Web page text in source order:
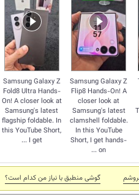
Samsung Galaxy Z
Flip8 Hands-On! A
closer look at
Samsung's latest
clamshell foldable.
In this YouTube
Short, I get hands-
on ...
Samsung Galaxy Z
Fold8 Ultra Hands-
On! A closer look at
Samsung's latest
flagship foldable. In
this YouTube Short,
I get ...
گوشی منطبق با نياز من كدام است؟